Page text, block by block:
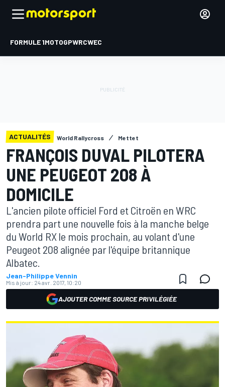
FORMULE 1MOTOGPWRCWEC
ACTUALITÉS World Rallycross Mettet
FRANÇOIS DUVAL PILOTERA
UNE PEUGEOT 208 À
DOMICILE
L'ancien pilote officiel Ford et Citroën en WRC
prendra part une nouvelle fois à la manche belge
du World RX le mois prochain, au volant d'une
Peugeot 208 alignée par l'équipe britannique
Albatec.
Jean-Philippe Vennin
Mis à jour: 24 avr. 2017, 10:20
AJOUTER COMME SOURCE PRIVILÉGIÉE